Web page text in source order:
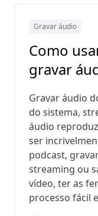
Gravar áudio
Como
gravar
Gravar áudio
do sistema,
áudio
ser
podcast,
streaming ou
vídeo, ter as
processo fácil